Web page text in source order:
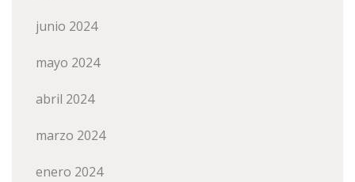
junio 2024
mayo 2024
abril 2024
marzo 2024
enero 2024